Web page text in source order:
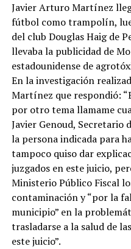
Javier Arturo Martínez
fútbol como trampolín,
del club Douglas Haig de
llevaba la publicidad de
estadounidense de
En la investigación
Martínez que respondió:
por otro tema llamame
Javier Genoud, Secretario
la persona indicada para
tampoco quiso dar
juzgados en este juicio,
Ministerio Público Fiscal
contaminación y “por la
municipio” en la
trasladarse a la salud de
este juicio”.